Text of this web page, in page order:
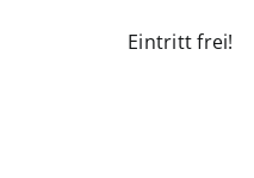
Eintritt frei!